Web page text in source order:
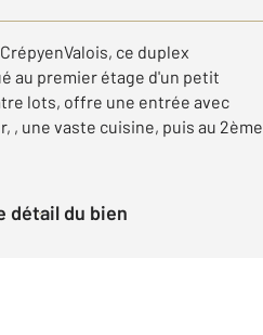
ce duplex
au premier étage d'un petit
lots, offre une entrée avec
, une vaste cuisine, puis au 2ème
détail du bien